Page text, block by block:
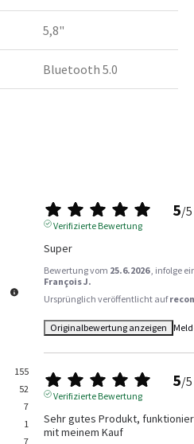
5,8"
Bluetooth 5.0
155
52
7
1
7
5/5
Verifizierte Bewertung
Super
Bewertung vom 25.6.2026 , infolge
François J.
Ursprünglich veröffentlicht auf
Originalbewertung anzeigen
5/5
Verifizierte Bewertung
Sehr gutes Produkt,
mit meinem Kauf